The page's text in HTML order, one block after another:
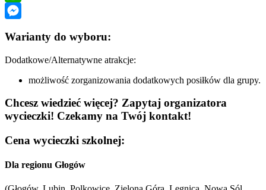
WhatsApp
Warianty do wyboru:
Dodatkowe/Alternatywne atrakcje:
możliwość zorganizowania dodatkowych posiłków dla grupy.
Chcesz wiedzieć więcej? Zapytaj organizatora
wycieczki! Czekamy na Twój kontakt!
Cena wycieczki szkolnej:
Dla regionu Głogów